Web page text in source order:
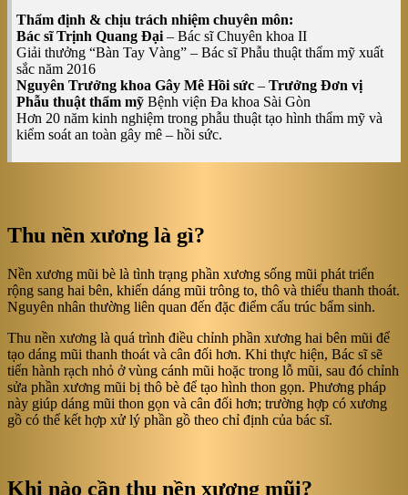
Thẩm định & chịu trách nhiệm chuyên môn:
Bác sĩ Trịnh Quang Đại – Bác sĩ Chuyên khoa II
Giải thưởng “Bàn Tay Vàng” – Bác sĩ Phẫu thuật thẩm mỹ xuất
sắc năm 2016
Nguyên Trưởng khoa Gây Mê Hồi sức – Trưởng Đơn vị
Phẫu thuật thẩm mỹ Bệnh viện Đa khoa Sài Gòn
Hơn 20 năm kinh nghiệm trong phẫu thuật tạo hình thẩm mỹ và
kiểm soát an toàn gây mê – hồi sức.
Thu nền xương là gì?
Nền xương mũi bè là tình trạng phần xương sống mũi phát triển
rộng sang hai bên, khiến dáng mũi trông to, thô và thiếu thanh thoát.
Nguyên nhân thường liên quan đến đặc điểm cấu trúc bẩm sinh.
Thu nền xương là quá trình điều chỉnh phần xương hai bên mũi để
tạo dáng mũi thanh thoát và cân đối hơn. Khi thực hiện, Bác sĩ sẽ
tiến hành rạch nhỏ ở vùng cánh mũi hoặc trong lỗ mũi, sau đó chỉnh
sửa phần xương mũi bị thô bè để tạo hình thon gọn. Phương pháp
này giúp dáng mũi thon gọn và cân đối hơn; trường hợp có xương
gồ có thể kết hợp xử lý phần gồ theo chỉ định của bác sĩ.
Khi nào cần thu nền xương mũi?